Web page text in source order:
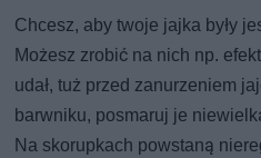
Chcesz, aby twoje jajka były
Możesz zrobić na nich np.
udał, tuż przed zanurzeniem
barwniku, posmaruj je
Na skorupkach powstaną